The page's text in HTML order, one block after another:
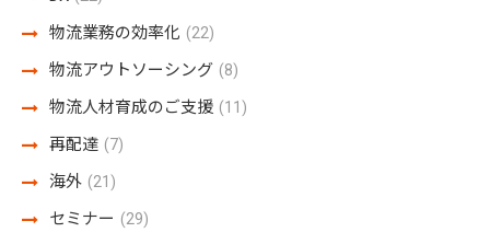
物流業務の効率化 (22)
物流アウトソーシング (8)
物流人材育成のご支援 (11)
再配達 (7)
海外 (21)
セミナー (29)